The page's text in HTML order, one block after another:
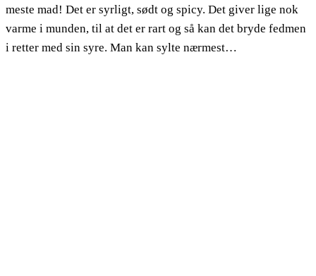
meste mad! Det er syrligt, sødt og spicy. Det giver lige nok
varme i munden, til at det er rart og så kan det bryde fedmen
i retter med sin syre. Man kan sylte nærmest…